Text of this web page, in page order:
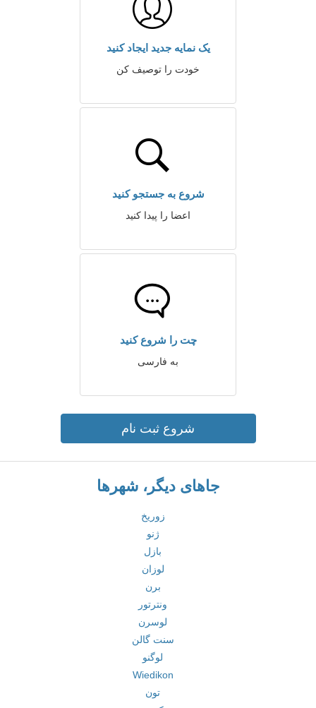
یک نمایه جدید ایجاد کنید
خودت را توصیف کن
شروع به جستجو کنید
اعضا را پیدا کنید
چت را شروع کنید
به فارسی
شروع ثبت نام
جاهای دیگر، شهرها
زوریخ
ژنو
بازل
لوزان
برن
ونترتور
لوسرن
سنت گالن
لوگنو
Wiedikon
تون